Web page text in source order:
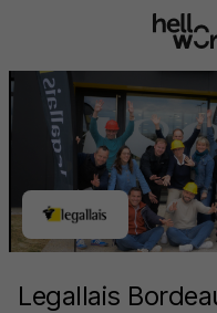
Legallais